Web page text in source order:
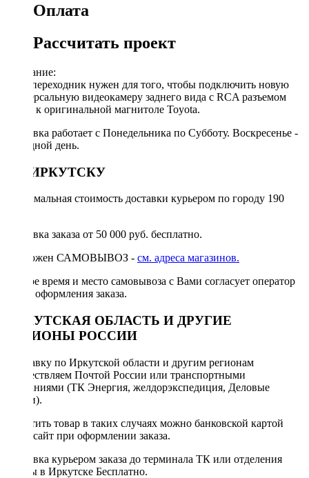
Оплата
Рассчитать проект
Описание:
Этот переходник нужен для того, чтобы подключить новую
универсальную видеокамеру заднего вида с RCA разъемом
видео к оригинальной магнитоле Toyota.
Доставка работает с Понедельника по Субботу. Воскресенье -
выходной день.
ПО ИРКУТСКУ
Минимальная стоимость доставки курьером по городу 190
Доставка заказа от 50 000 руб. бесплатно.
Возможен САМОВЫВОЗ - см. адреса магазинов.
Точное время и место самовывоза с Вами согласует оператор
после оформления заказа.
ИРКУТСКАЯ ОБЛАСТЬ И ДРУГИЕ
РЕГИОНЫ РОССИИ
Отправку по Иркутской области и другим регионам
осуществляем Почтой России или транспортными
компаниями (ТК Энергия, желдорэкспедиция, Деловые
линии).
Оплатить товар в таких случаях можно банковской картой
через сайт при оформлении заказа.
Доставка курьером заказа до терминала ТК или отделения
Почты в Иркутске Бесплатно.